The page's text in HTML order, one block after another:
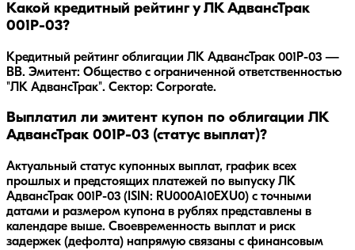
Какой кредитный рейтинг у ЛК АдвансТрак
001Р-03?
Кредитный рейтинг облигации ЛК АдвансТрак 001Р-03 —
BB. Эмитент: Общество с ограниченной ответственностью
"ЛК АдвансТрак". Сектор: Corporate.
Выплатил ли эмитент купон по облигации ЛК
АдвансТрак 001Р-03 (статус выплат)?
Актуальный статус купонных выплат, график всех
прошлых и предстоящих платежей по выпуску ЛК
АдвансТрак 001Р-03 (ISIN: RU000A10EXU0) с точными
датами и размером купона в рублях представлены в
календаре выше. Своевременность выплат и риск
задержек (дефолта) напрямую связаны с финансовым